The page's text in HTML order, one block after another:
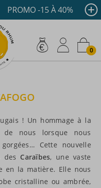
€ Livraison
PROMO -15 À 40%
0
! Un hommage à la
de nous lorsque nous
Cette nouvelle
des Caraïbes, une vaste
en la matière. Elle nous
cristalline ou ambrée,